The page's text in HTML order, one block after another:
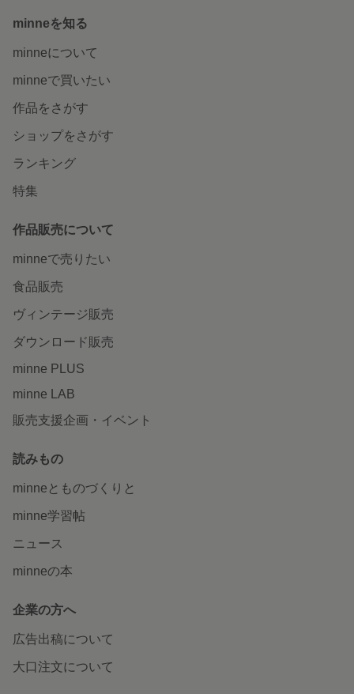
minneを知る
minneについて
minneで買いたい
作品をさがす
ショップをさがす
ランキング
特集
作品販売について
minneで売りたい
食品販売
ヴィンテージ販売
ダウンロード販売
minne PLUS
minne LAB
販売支援企画・イベント
読みもの
minneとものづくりと
minne学習帖
ニュース
minneの本
企業の方へ
広告出稿について
大口注文について